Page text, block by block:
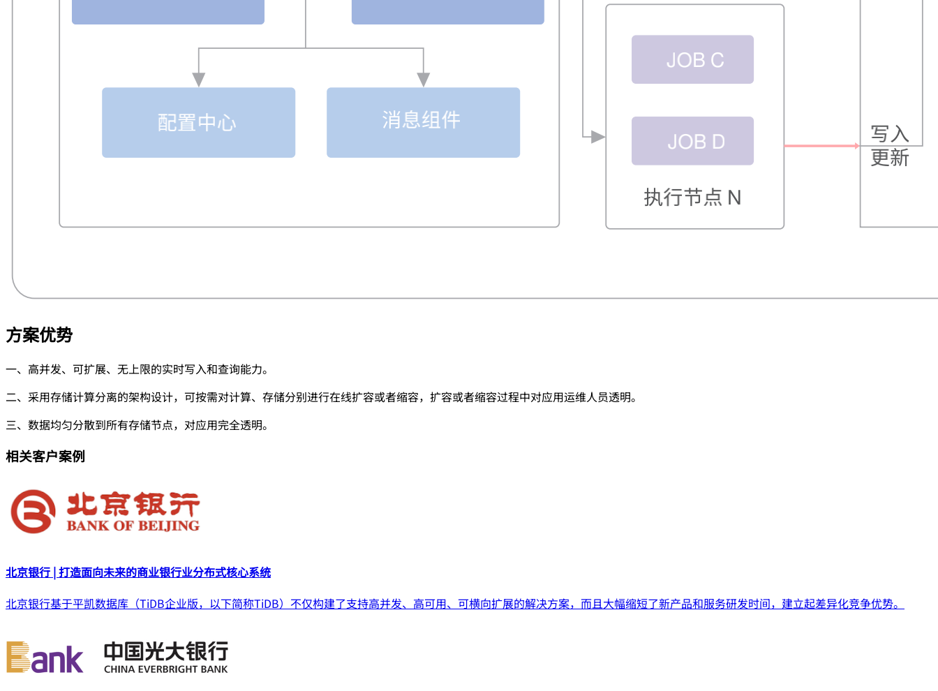
方案优势
一、高并发、可扩展、无上限的实时写入和查询能力。
二、采用存储计算分离的架构设计，可按需对计算、存储分别进行在线扩容或者缩容，扩容或者缩容过程中对应用运维人员透明。
三、数据均匀分散到所有存储节点，对应用完全透明。
相关客户案例
北京银行 | 打造面向未来的商业银行业分布式核心系统
北京银行基于平凯数据库（TiDB企业版，以下简称TiDB）不仅构建了支持高并发、高可用、可横向扩展的解决方案，而且大幅缩短了新产品和服务研发时间，建立起差异化竞争优势。